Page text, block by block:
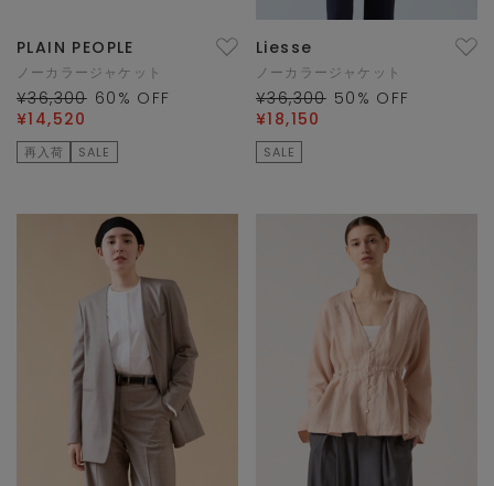
PLAIN PEOPLE
ノーカラージャケット
¥36,300 60 % OFF
¥14,520
再入荷 SALE
Liesse
ノーカラージャケット
¥36,300 50 % OFF
¥18,150
SALE